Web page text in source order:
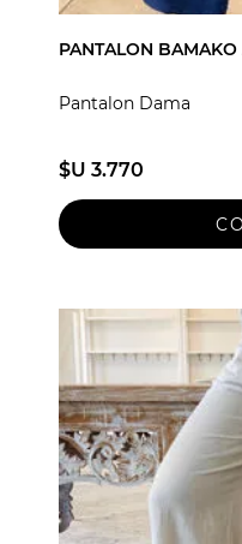
PANTALON
Pantalon Dama
$U 3.770